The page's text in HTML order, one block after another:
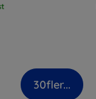
30fler...